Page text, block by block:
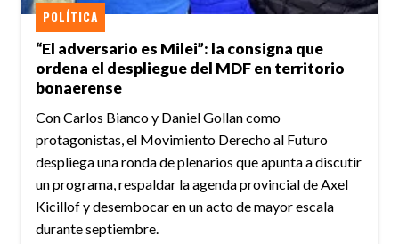
“El adversario es Milei”: la consigna que
ordena el despliegue del MDF en territorio
bonaerense
POLÍTICA
Con Carlos Bianco y Daniel Gollan como
protagonistas, el Movimiento Derecho al Futuro
despliega una ronda de plenarios que apunta a discutir
un programa, respaldar la agenda provincial de Axel
Kicillof y desembocar en un acto de mayor escala
durante septiembre.